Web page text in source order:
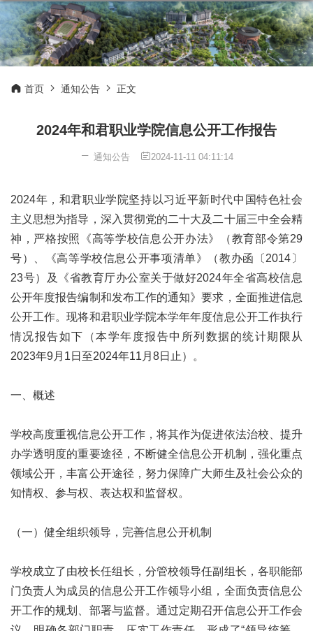
首页 通知公告 正文
2024年和君职业学院信息公开工作报告
通知公告 2024-11-11 04:11:14
2024年，和君职业学院坚持以习近平新时代中国特色社会
主义思想为指导，深入贯彻党的二十大及二十届三中全会精
神，严格按照《高等学校信息公开办法》（教育部令第29
号）、《高等学校信息公开事项清单》（教办函〔2014〕
23号）及《省教育厅办公室关于做好2024年全省高校信息
公开年度报告编制和发布工作的通知》要求，全面推进信息
公开工作。现将和君职业学院本学年年度信息公开工作执行
情况报告如下（本学年度报告中所列数据的统计期限从
2023年9月1日至2024年11月8日止）。
一、概述
学校高度重视信息公开工作，将其作为促进依法治校、提升
办学透明度的重要途径，不断健全信息公开机制，强化重点
领域公开，丰富公开途径，努力保障广大师生及社会公众的
知情权、参与权、表达权和监督权。
（一）健全组织领导，完善信息公开机制
学校成立了由校长任组长，分管校领导任副组长，各职能部
门负责人为成员的信息公开工作领导小组，全面负责信息公
开工作的规划、部署与监督。通过定期召开信息公开工作会